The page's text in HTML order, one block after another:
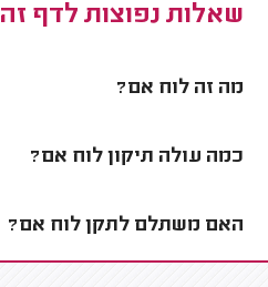
שאלות נפוצות לדף זה
מה זה לוח אם?
כמה עולה תיקון לוח אם?
האם משתלם לתקן לוח אם?